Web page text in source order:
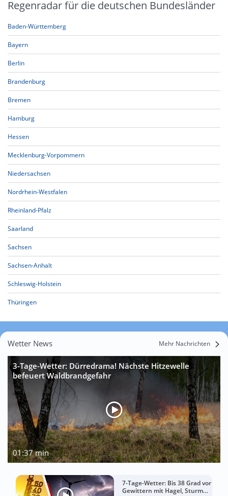
Regenradar für die deutschen Bundesländer
Baden-Württemberg
Bayern
Berlin
Brandenburg
Bremen
Hamburg
Hessen
Mecklenburg-Vorpommern
Niedersachsen
Nordrhein-Westfalen
Rheinland-Pfalz
Saarland
Sachsen
Sachsen-Anhalt
Schleswig-Holstein
Thüringen
Wetter News Mehr Nachrichten
3-Tage-Wetter: Dürredrama! Nächste Hitzewelle
befeuert Waldbrandgefahr
01:37 min
7-Tage-Wetter: Bis 38 Grad vor
Gewittern mit Hagel, Sturm